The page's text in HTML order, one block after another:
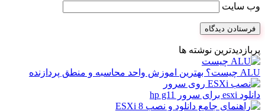
وب‌ سایت
پربازدیدترین نوشته ها
ALU چیست؟ بهترین اموزش واحد محاسبه و منطق پردازنده
دانلود esxi برای سرور hp g11